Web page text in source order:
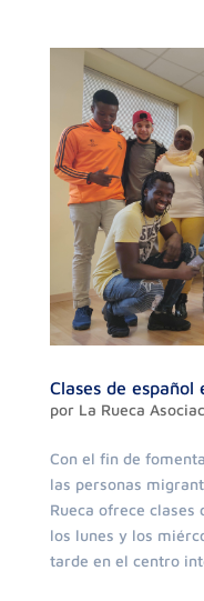
Clases de español
por La Rueca
Con el fin de
las personas
Rueca ofrece clases
los lunes y los
tarde en el centro